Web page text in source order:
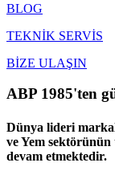
BLOG
TEKNİK SERVİS
BİZE ULAŞIN
ABP 1985'ten
Dünya lideri
ve Yem
devam etmektedir.